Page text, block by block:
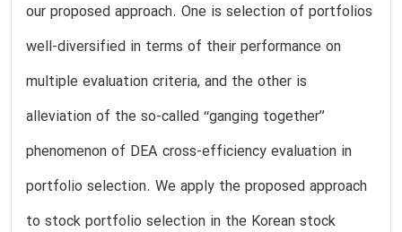
our proposed approach. One is selection of portfolios
well-diversified in terms of their performance on
multiple evaluation criteria, and the other is
alleviation of the so-called ‘‘ganging together’’
phenomenon of DEA cross-efficiency evaluation in
portfolio selection. We apply the proposed approach
to stock portfolio selection in the Korean stock